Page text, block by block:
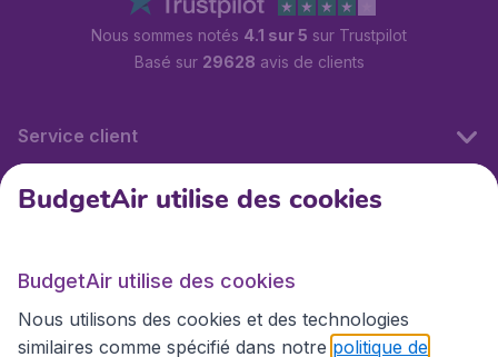
Nous sommes notés 4.1 sur 5 sur Trustpilot
Basé sur 29628 avis de clients
Service client
BudgetAir.fr
Sites internationaux
BudgetAir utilise des cookies
BudgetAir utilise des cookies
Nous utilisons des cookies et des technologies
similaires comme spécifié dans notre politique de